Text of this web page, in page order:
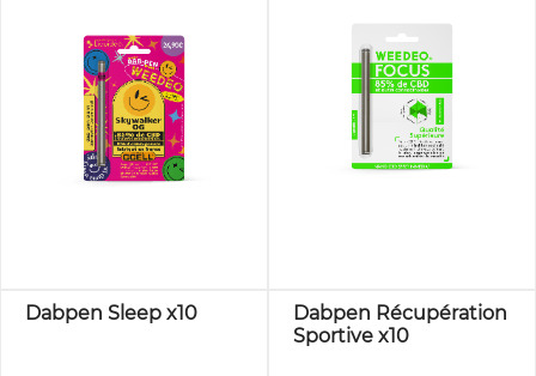
Dabpen Sleep x10
Dabpen Récupération
Sportive x10